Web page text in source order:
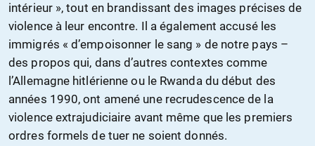
intérieur », tout en brandissant des images précises de
violence à leur encontre. Il a également accusé les
immigrés « d’empoisonner le sang » de notre pays –
des propos qui, dans d’autres contextes comme
l’Allemagne hitlérienne ou le Rwanda du début des
années 1990, ont amené une recrudescence de la
violence extrajudiciaire avant même que les premiers
ordres formels de tuer ne soient donnés.